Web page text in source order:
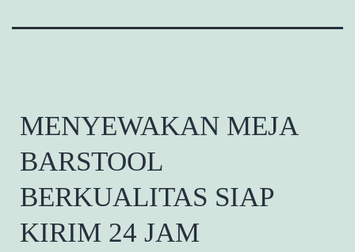
MENYEWAKAN MEJA
BARSTOOL
BERKUALITAS SIAP
KIRIM 24 JAM